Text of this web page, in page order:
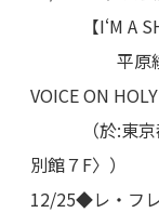
【I‘M A
平原綾香
VOICE ON
（於:東京都/
別館７F〉）
12/25◆レ・フ